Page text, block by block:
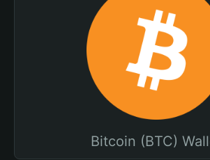
Bitcoin (BTC)